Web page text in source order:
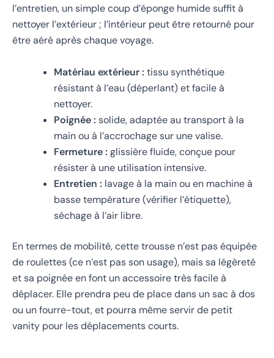
l’entretien, un simple coup d’éponge humide suffit à
nettoyer l’extérieur ; l’intérieur peut être retourné pour
être aéré après chaque voyage.
Matériau extérieur : tissu synthétique
résistant à l’eau (déperlant) et facile à
nettoyer.
Poignée : solide, adaptée au transport à la
main ou à l’accrochage sur une valise.
Fermeture : glissière fluide, conçue pour
résister à une utilisation intensive.
Entretien : lavage à la main ou en machine à
basse température (vérifier l’étiquette),
séchage à l’air libre.
En termes de mobilité, cette trousse n’est pas équipée
de roulettes (ce n’est pas son usage), mais sa légèreté
et sa poignée en font un accessoire très facile à
déplacer. Elle prendra peu de place dans un sac à dos
ou un fourre-tout, et pourra même servir de petit
vanity pour les déplacements courts.